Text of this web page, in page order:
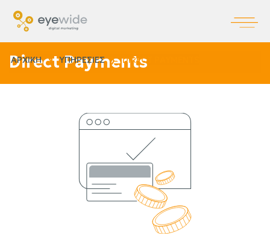
ΑΡΧΙΚΗ ΥΠΗΡΕΣΊΕΣ DIRECT PAYMENTS
Direct Payments